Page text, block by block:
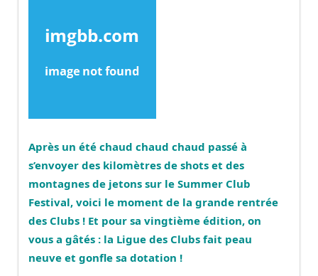
Après un été chaud chaud chaud passé à
s’envoyer des kilomètres de shots et des
montagnes de jetons sur le Summer Club
Festival, voici le moment de la grande rentrée
des Clubs ! Et pour sa vingtième édition, on
vous a gâtés : la Ligue des Clubs fait peau
neuve et gonfle sa dotation !